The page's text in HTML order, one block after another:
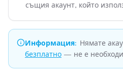
същия акаунт, който
Информация: Нямате
безплатно — не е